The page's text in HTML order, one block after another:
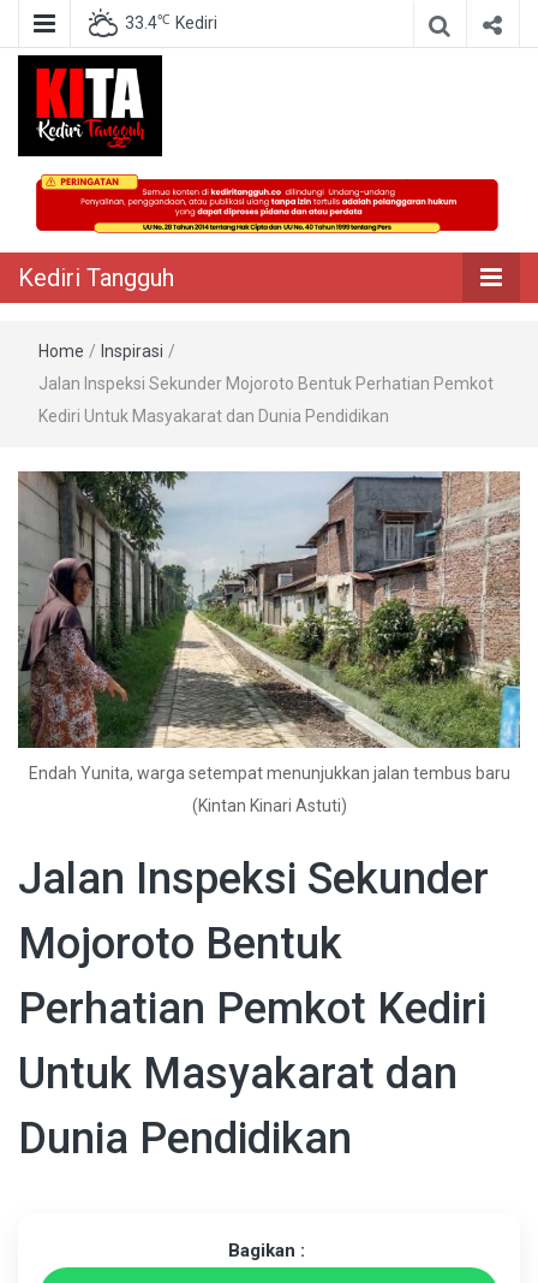
33.4℃ Kediri
Kediri Tangguh
Berita Akurat Terpercaya
Kediri Tangguh
Home / Inspirasi /
Jalan Inspeksi Sekunder Mojoroto Bentuk Perhatian Pemkot
Kediri Untuk Masyakarat dan Dunia Pendidikan
Endah Yunita, warga setempat menunjukkan jalan tembus baru
(Kintan Kinari Astuti)
Jalan Inspeksi Sekunder
Mojoroto Bentuk
Perhatian Pemkot Kediri
Untuk Masyakarat dan
Dunia Pendidikan
Bagikan :